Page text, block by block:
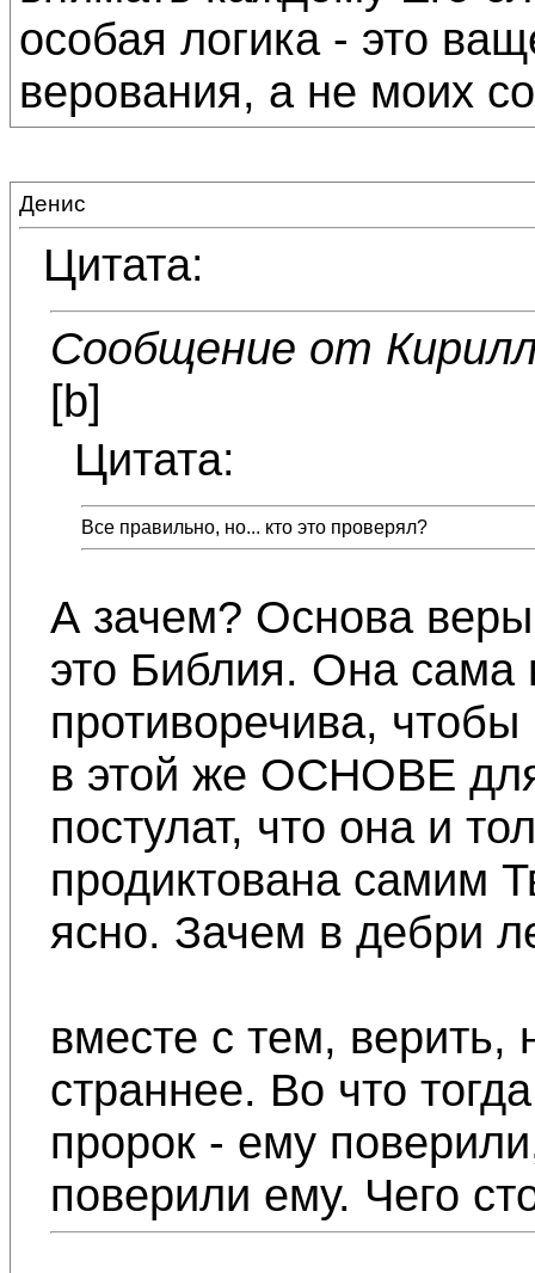
особая логика - это
верования, а не моих
Денис
Цитата:
Сообщение от
[b]
Цитата:
Все правильно, но... кто это проверял?
А зачем? Основа
это Библия. Она сама
противоречива, чтобы
в этой же ОСНОВЕ
постулат, что она и
продиктована самим
ясно. Зачем в дебри
вместе с тем,
страннее. Во что
пророк - ему
поверили ему. Чего